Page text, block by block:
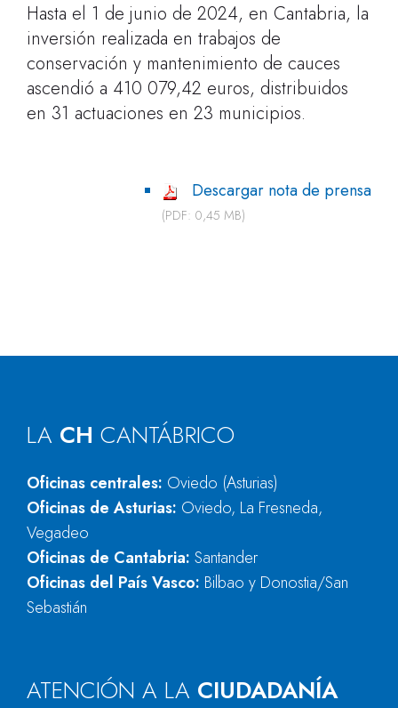
Hasta el 1 de junio de 2024, en Cantabria, la
inversión realizada en trabajos de
conservación y mantenimiento de cauces
ascendió a 410 079,42 euros, distribuidos
en 31 actuaciones en 23 municipios.
Descargar nota de prensa
(PDF: 0,45 MB)
LA CH CANTÁBRICO
Oficinas centrales: Oviedo (Asturias)
Oficinas de Asturias: Oviedo, La Fresneda,
Vegadeo
Oficinas de Cantabria: Santander
Oficinas del País Vasco: Bilbao y Donostia/San
Sebastián
ATENCIÓN A LA CIUDADANÍA